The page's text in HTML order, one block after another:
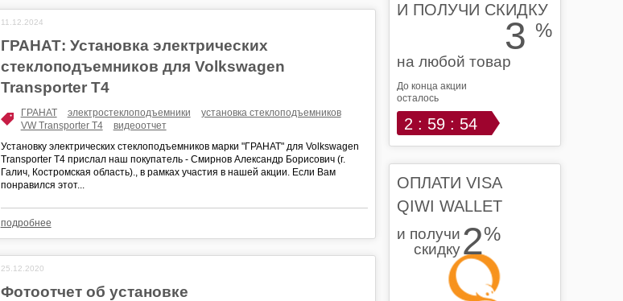
11.12.2024
ГРАНАТ: Установка электрических
стеклоподъемников для Volkswagen
Transporter T4
ГРАНАТ электростеклоподъемники
установка стеклоподъемников
VW Transporter T4
видеоотчет
Установку электрических стеклоподъемников марки "ГРАНАТ" для Volkswagen
Transporter T4 прислал наш покупатель - Смирнов Александр Борисович (г.
Галич, Костромская область)., в рамках участия в нашей акции. Если Вам
понравился этот...
подробнее
25.12.2020
Фотоотчет об установке
И ПОЛУЧИ СКИДКУ
3 %
на любой товар
До конца акции
осталось
2 : 59 : 53
ОПЛАТИ VISA
QIWI WALLET
и получи
скидку2%